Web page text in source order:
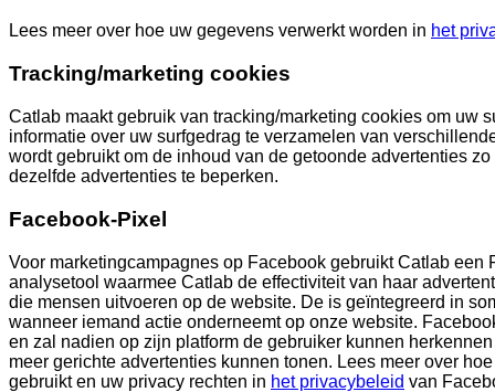
Lees meer over hoe uw gegevens verwerkt worden in het
Tracking/marketing cookies
Catlab maakt gebruik van tracking/marketing cookies om uw
informatie over uw surfgedrag te verzamelen van
wordt gebruikt om de inhoud van de getoonde advertenties
dezelfde advertenties te beperken.
Facebook-Pixel
Voor marketingcampagnes op Facebook gebruikt Catlab
analysetool waarmee Catlab de effectiviteit van haar
die mensen uitvoeren op de website. De is geïntegreerd in
wanneer iemand actie onderneemt op onze website.
en zal nadien op zijn platform de gebruiker kunnen
meer gerichte advertenties kunnen tonen. Lees meer over
gebruikt en uw privacy rechten in het privacybeleid van